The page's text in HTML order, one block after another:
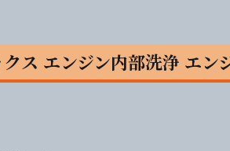
ス エンジン内部洗浄 エン